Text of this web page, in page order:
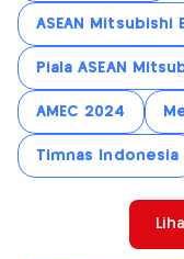
ASEAN
Piala ASEAN
AMEC 2024
Timnas Indonesia